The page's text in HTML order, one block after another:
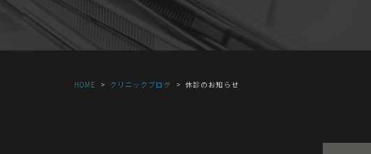
HOME クリニックブログ 休診のお知らせ